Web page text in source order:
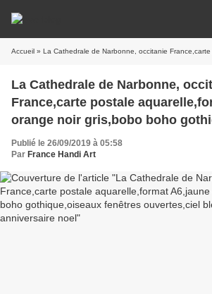
Accueil » La Cathedrale de Narbonne, occitanie France,carte postale aquarelle,format A6,jaune orange noir gris,bobo boho
La Cathedrale de Narbonne,
France,carte postale
orange noir gris,bobo boho
fenêtres ouvertes,ciel
anniversaire noel
Publié le 26/09/2019 à 05:58
Par France Handi Art